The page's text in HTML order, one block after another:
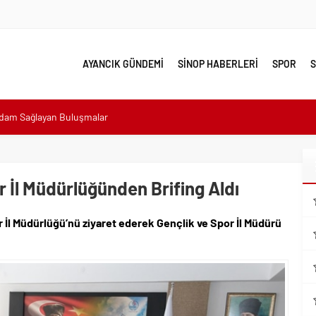
AYANCIK GÜNDEMİ SİNOP HABERLERİ SPOR
Sağlayan Buluşmalar
“Halkımızın içinde, Bornova’nın hizmetindeyiz”
Ev Sahiplerine Sahip Çıkmaya Devam Edeceğiz”
Noktasında Gece Gündüz Sahadayız”
Ödüllü Resim, Şiir ve Kompozisyon Yarışması
Üretim Gücünü Destekliyoruz”
yalnız bırakılmadı
karşı karşıya
İl Müdürlüğünden Brifing Aldı
Müdürlüğü’nü ziyaret ederek Gençlik ve Spor İl Müdürü